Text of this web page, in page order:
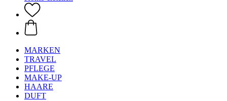
MARKEN
TRAVEL
PFLEGE
MAKE-UP
HAARE
DUFT